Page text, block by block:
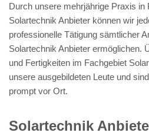
Durch unsere mehrjährige Praxis in
Solartechnik Anbieter können wir
professionelle Tätigung sämtlicher
Solartechnik Anbieter ermöglichen.
und Fertigkeiten im Fachgebiet
unsere ausgebildeten Leute und
prompt vor Ort.
Solartechnik